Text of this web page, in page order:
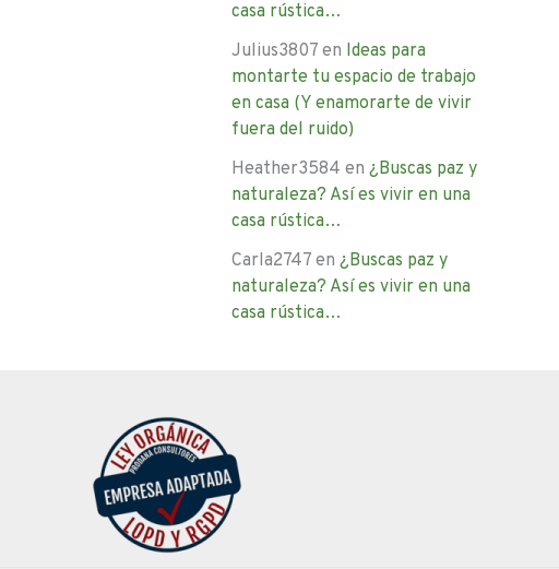
casa rústica…
Julius3807 en Ideas para
montarte tu espacio de trabajo
en casa (Y enamorarte de vivir
fuera del ruido)
Heather3584 en ¿Buscas paz y
naturaleza? Así es vivir en una
casa rústica…
Carla2747 en ¿Buscas paz y
naturaleza? Así es vivir en una
casa rústica…